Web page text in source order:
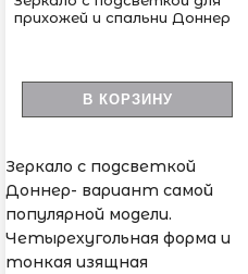
прихожей и спальни Доннер
В КОРЗИНУ
Зеркало с подсветкой
Доннер- вариант самой
популярной модели.
Четырехугольная форма и
тонкая изящная